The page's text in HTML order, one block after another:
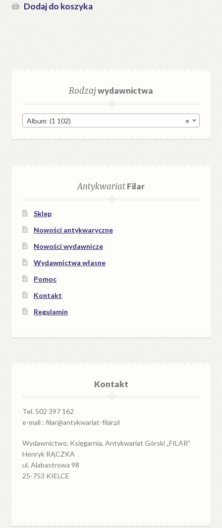
Dodaj do koszyka
Rodzajwydawnictwa
×
Album (1 102)
AntykwariatFilar
Sklep
Nowości antykwaryczne
Nowości wydawnicze
Wydawnictwa własne
Pomoc
Kontakt
Regulamin
Kontakt
Tel. 502 397 162
e-mail : filar@antykwariat-filar.pl
Wydawnictwo, Księgarnia, Antykwariat Górski „FILAR”
Henryk RĄCZKA
ul. Alabastrowa 98
25-753 KIELCE